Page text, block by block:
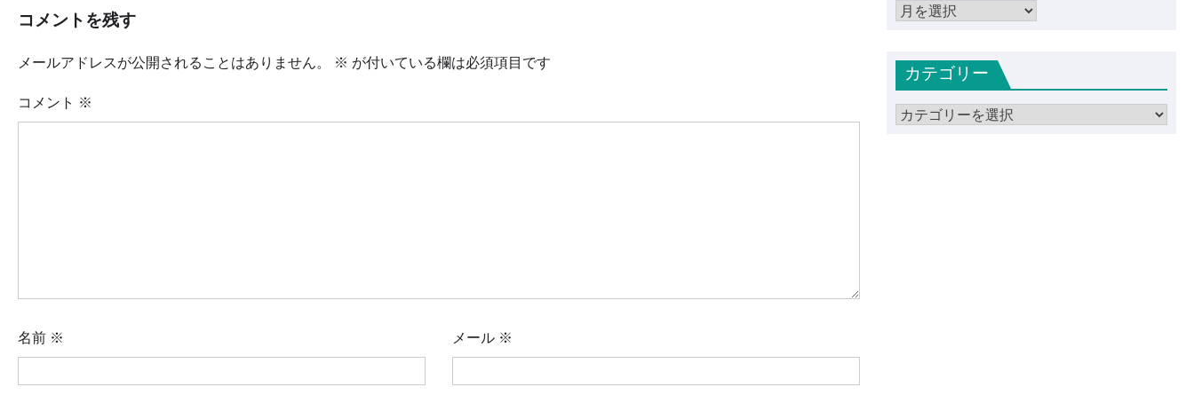
コメントを残す
メールアドレスが公開されることはありません。 ※ が付いている欄は必須項目です
コメント ※
名前 ※ メール ※
ア
イ
ブ
カテゴリー
カ